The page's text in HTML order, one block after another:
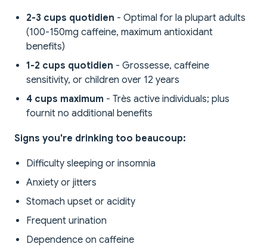
2-3 cups quotidien - Optimal for la plupart adults
(100-150mg caffeine, maximum antioxidant
benefits)
1-2 cups quotidien - Grossesse, caffeine
sensitivity, or children over 12 years
4 cups maximum - Très active individuals; plus
fournit no additional benefits
Signs you're drinking too beaucoup:
Difficulty sleeping or insomnia
Anxiety or jitters
Stomach upset or acidity
Frequent urination
Dependence on caffeine